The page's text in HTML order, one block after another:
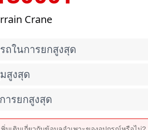
Crane
ถในการยกสูงสุด
สูงสุด
ารยกสูงสุด